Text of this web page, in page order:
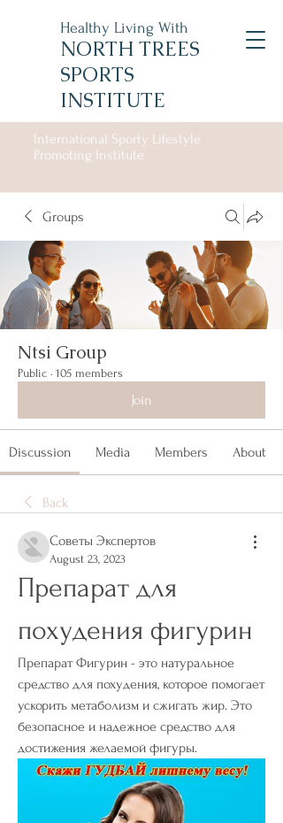
Healthy Living With
NORTH TREES
SPORTS
INSTITUTE
International Sporty Lifestyle
Promoting Institute
Groups
Ntsi Group
Public · 105 members
Join
Discussion Media Members About
Back
Советы Экспертов
August 23, 2023
Препарат для
похудения фигурин
Препарат Фигурин - это натуральное
средство для похудения, которое помогает
ускорить метаболизм и сжигать жир. Это
безопасное и надежное средство для
достижения желаемой фигуры.